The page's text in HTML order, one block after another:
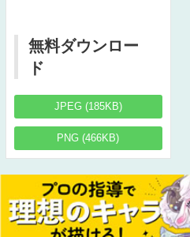
無料ダウンロー
ド
JPEG (185KB)
PNG (466KB)